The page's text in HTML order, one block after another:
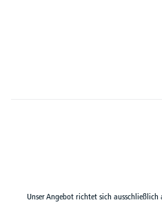
Unser Angebot richtet sich